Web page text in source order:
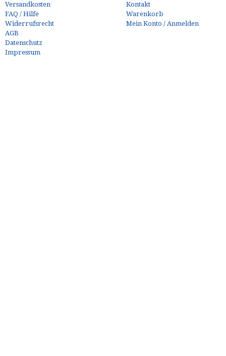
Versandkosten
FAQ / Hilfe
Widerrufsrecht
AGB
Datenschutz
Impressum
Kontakt
Warenkorb
Mein Konto / Anmelden